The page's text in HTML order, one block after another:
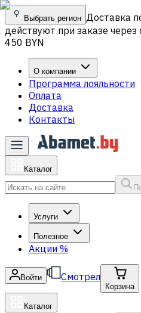
Выбрать регион Доставка
действуют при заказе
450 BYN
О компании
Программа лояльности
Оплата
Доставка
Контакты
Каталог
Услуги
Полезное
Акции %
Войти Смотрел
Корзина
Каталог